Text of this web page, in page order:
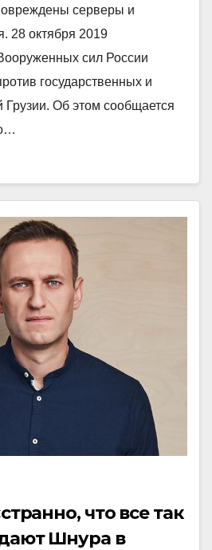
серверы и
28 октября 2019
сил России
государственных и
Грузии. Об этом сообщается
что все так
Шнура в